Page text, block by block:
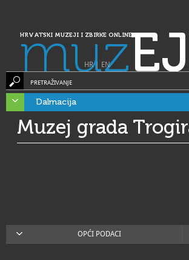
HRVATSKI MUZEJI I ZBIRKE ONLINE
muz
HR| EN
PRETRAŽIVANJE
Dalmacija
Muzej grada
OPĆI PODACI